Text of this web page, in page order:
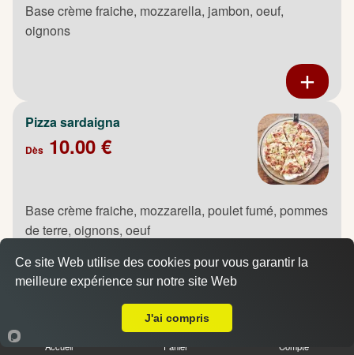
Base crème fraiche, mozzarella, jambon, oeuf,
oignons
Pizza sardaigna
Dès 10.00 €
Base crème fraiche, mozzarella, poulet fumé, pommes
de terre, oignons, oeuf
10.00 €
Accueil Panier Compte
Ce site Web utilise des cookies pour vous garantir la
meilleure expérience sur notre site Web
J'ai compris